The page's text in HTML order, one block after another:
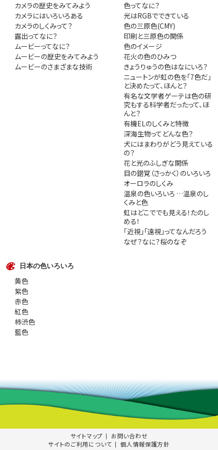
カメラの歴史をみてみよう
カメラにはいろいろある
カメラのしくみって？
露出ってなに？
ムービーってなに？
ムービーの歴史をみてみよう
ムービーのさまざまな技術
色ってなに？
光はRGBでできている
色の三原色(CMY)
印刷と三原色の関係
色のイメージ
花火の色のひみつ
きょうりゅうの色はなにいろ？
ニュートンが虹の色を「7色だ」
と決めたって、ほんと？
有名な文学者ゲーテは色の研
究もする科学者だったって、ほ
んと？
有機ELのしくみと特徴
深海生物ってどんな色？
犬にはまわりがどう見えている
の？
花と光のふしぎな関係
目の錯覚（さっかく）のいろいろ
オーロラのしくみ
温泉の色いろいろ …温泉のし
くみと色
虹はどこででも見える！たのし
める！
「近視」「遠視」ってなんだろう
なぜ？なに？桜のなぞ
日本の色いろいろ
黄色
紫色
赤色
紅色
柿渋色
藍色
サイトマップ
お問い合わせ
サイトのご利用について
個人情報保護方針